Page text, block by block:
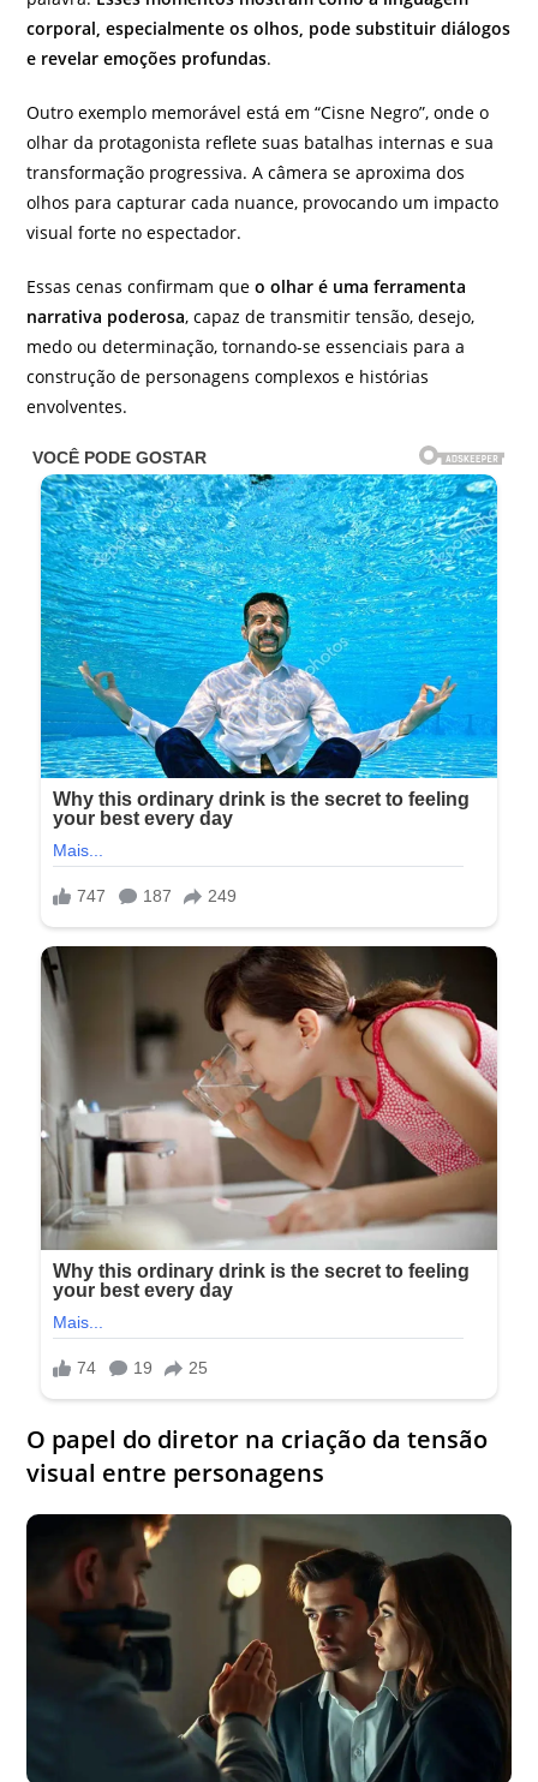
corporal, especialmente os olhos, pode substituir diálogos
e revelar emoções profundas.
Outro exemplo memorável está em “Cisne Negro”, onde o
olhar da protagonista reflete suas batalhas internas e sua
transformação progressiva. A câmera se aproxima dos
olhos para capturar cada nuance, provocando um impacto
visual forte no espectador.
Essas cenas confirmam queo olhar é uma ferramenta
narrativa poderosa, capaz de transmitir tensão, desejo,
medo ou determinação, tornando-se essenciais para a
construção de personagens complexos e histórias
envolventes.
O papel do diretor na criação da tensão
visual entre personagens